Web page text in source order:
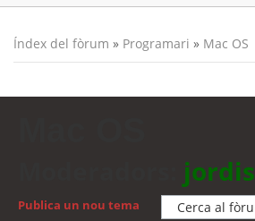
Índex del fòrum » Programari » Mac OS
jordis
Publica un nou tema